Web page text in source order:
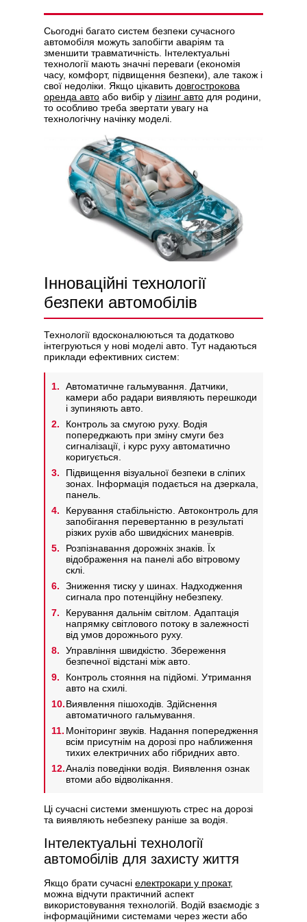
Сьогодні багато систем безпеки сучасного
автомобіля можуть запобігти аваріям та
зменшити травматичність. Інтелектуальні
технології мають значні переваги (економія
часу, комфорт, підвищення безпеки), але також і
свої недоліки. Якщо цікавить довгострокова
оренда авто або вибір у лізинг авто для родини,
то особливо треба звертати увагу на
технологічну начінку моделі.
Інноваційні технології
безпеки автомобілів
Технології вдосконалюються та додатково
інтегруються у нові моделі авто. Тут надаються
приклади ефективних систем:
Автоматичне гальмування. Датчики,
камери або радари виявляють перешкоди
і зупиняють авто.
Контроль за смугою руху. Водія
попереджають при зміну смуги без
сигналізації, і курс руху автоматично
коригується.
Підвищення візуальної безпеки в сліпих
зонах. Інформація подається на дзеркала,
панель.
Керування стабільністю. Автоконтроль для
запобігання перевертанню в результаті
різких рухів або швидкісних маневрів.
Розпізнавання дорожніх знаків. Їх
відображення на панелі або вітровому
склі.
Зниження тиску у шинах. Надходження
сигнала про потенційну небезпеку.
Керування дальнім світлом. Адаптація
напрямку світлового потоку в залежності
від умов дорожнього руху.
Управління швидкістю. Збереження
безпечної відстані між авто.
Контроль стояння на підйомі. Утримання
авто на схилі.
Виявлення пішоходів. Здійснення
автоматичного гальмування.
Моніторинг звуків. Надання попередження
всім присутнім на дорозі про наближення
тихих електричних або гібридних авто.
Аналіз поведінки водія. Виявлення ознак
втоми або відволікання.
Ці сучасні системи зменшують стрес на дорозі
та виявляють небезпеку раніше за водія.
Інтелектуальні технології
автомобілів для захисту життя
Якщо брати сучасні електрокари у прокат,
можна відчути практичний аспект
використовування технологій. Водій взаємодіє з
інформаційними системами через жести або
Політикою конфіденційності